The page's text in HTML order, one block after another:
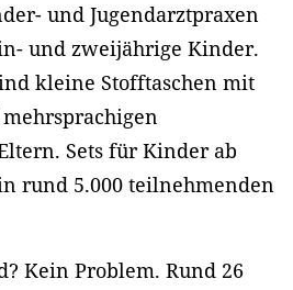
und Jugendarztpraxen
und zweijährige Kinder.
kleine Stofftaschen mit
Sets für Kinder ab
rund 5.000 teilnehmenden
Kein Problem. Rund 26